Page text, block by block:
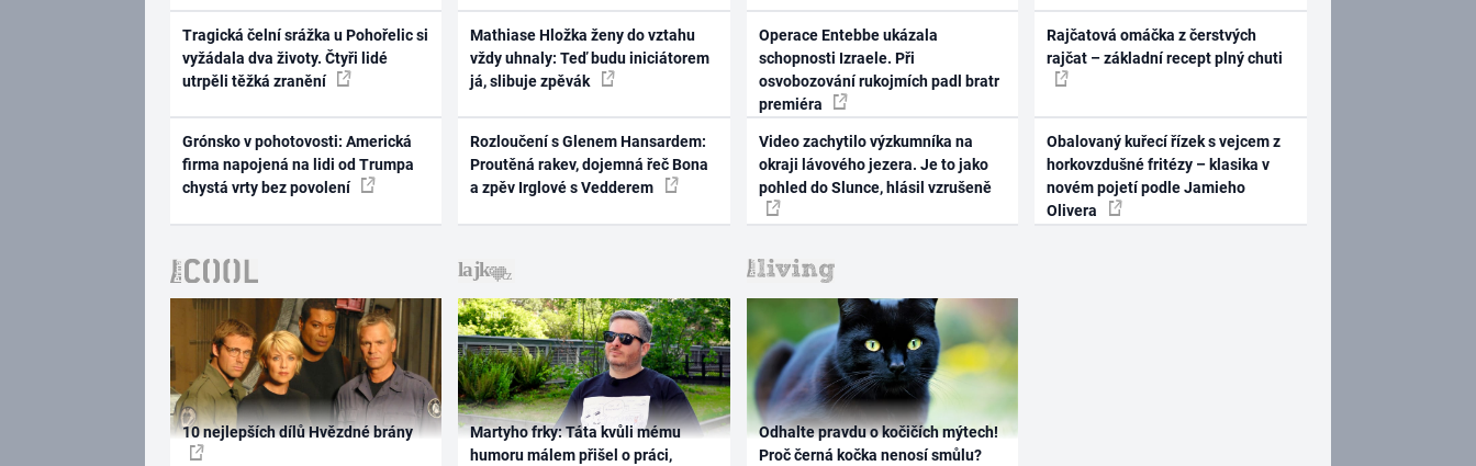
Tragická čelní srážka u Pohořelic si
vyžádala dva životy. Čtyři lidé
utrpěli těžká zranění
Grónsko v pohotovosti: Americká
firma napojená na lidi od Trumpa
chystá vrty bez povolení
Mathiase Hložka ženy do vztahu
vždy uhnaly: Teď budu iniciátorem
já, slibuje zpěvák
Rozloučení s Glenem Hansardem:
Proutěná rakev, dojemná řeč Bona
a zpěv Irglové s Vedderem
Operace Entebbe ukázala
schopnosti Izraele. Při
osvobozování rukojmích padl bratr
premiéra
Video zachytilo výzkumníka na
okraji lávového jezera. Je to jako
pohled do Slunce, hlásil vzrušeně
Rajčatová omáčka z čerstvých
rajčat – základní recept plný chuti
Obalovaný kuřecí řízek s vejcem z
horkovzdušné fritézy – klasika v
novém pojetí podle Jamieho
Olivera
10 nejlepších dílů Hvězdné brány
Martyho frky: Táta kvůli mému
humoru málem přišel o práci,
Odhalte pravdu o kočičích mýtech!
Proč černá kočka nenosí smůlu?